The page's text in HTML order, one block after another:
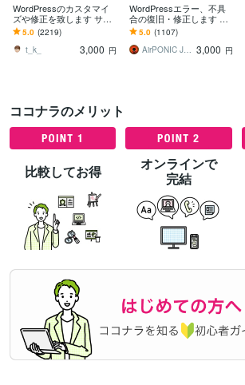
WordPressのカスタマイ
ズや修正を致します サイ
トのカスタマイズ・レイ
アウト変更致します
5.0 (2219)
t_k_
3,000 円
WordPressエラー、不具
合の復旧・修正します ワ
ードプレスログイン、マ
ルウェア、サイトエラー
改善を即日対応
5.0 (1107)
AirPONIC JOHN（ジョン） 3,000 円
ココナラのメリット
比較してお得
オンラインで
完結